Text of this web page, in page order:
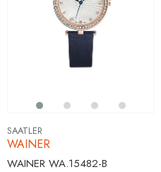
SAATLER
WAINER
WAINER WA.15482-B